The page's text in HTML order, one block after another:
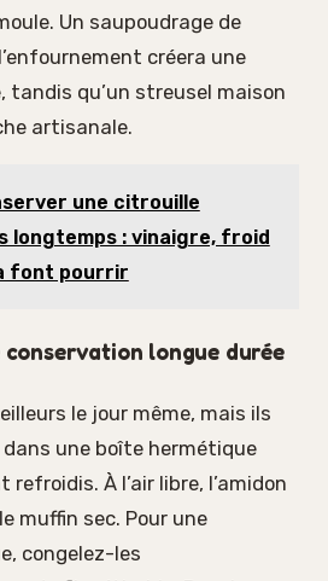
Un saupoudrage de
créera une
tandis qu’un streusel maison
artisanale.
une citrouille
longtemps : vinaigre, froid
font pourrir
conservation longue durée
le jour même, mais ils
une boîte hermétique
À l’air libre, l’amidon
muffin sec. Pour une
congelez-les